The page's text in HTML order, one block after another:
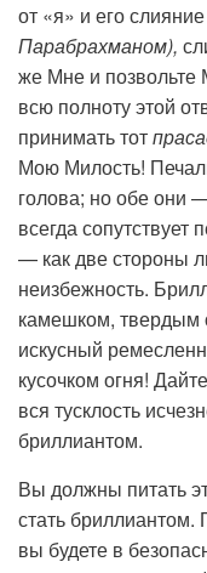
от «я» и его
Парабрахманом),
же Мне и
всю полноту этой
принимать тот
Мою Милость!
голова; но обе они
всегда сопутствует
— как две стороны
неизбежность.
камешком, твердым
искусный
кусочком огня!
вся тусклость
бриллиантом.
Вы должны питать
стать
вы будете в